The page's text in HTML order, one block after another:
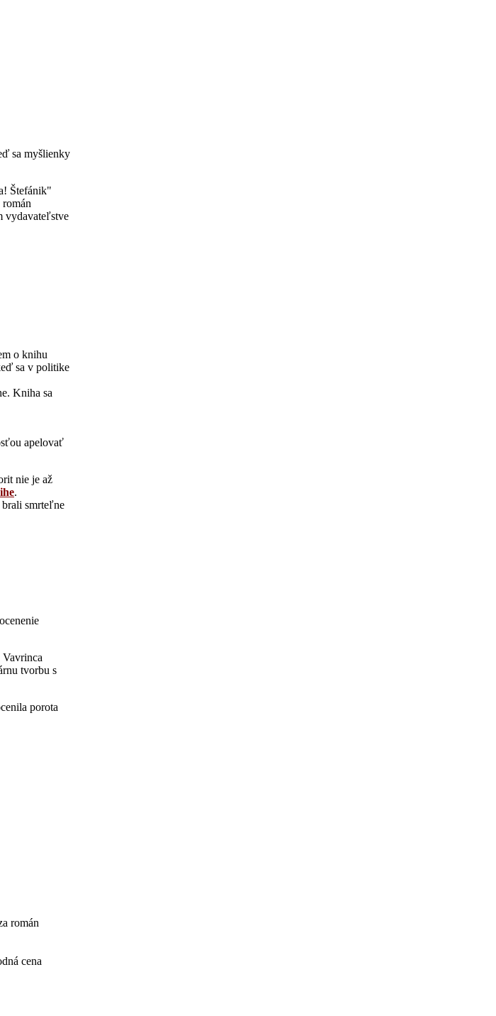
sa myšlienky
Štefánik"
vydavateľstve
o knihu
sa v politike
Kniha sa
apelovať
nie je až
.
smrteľne
tvorbu s
porota
román
cena